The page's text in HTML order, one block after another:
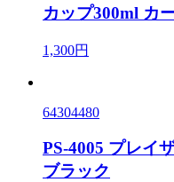
カップ300ml カ
1,300円
64304480
PS-4005 プレイ
ブラック